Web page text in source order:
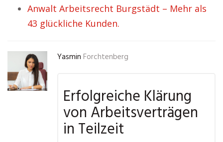
Anwalt Arbeitsrecht Burgstädt – Mehr als
43 glückliche Kunden.
Yasmin Forchtenberg
Erfolgreiche Klärung
von Arbeitsverträgen
in Teilzeit